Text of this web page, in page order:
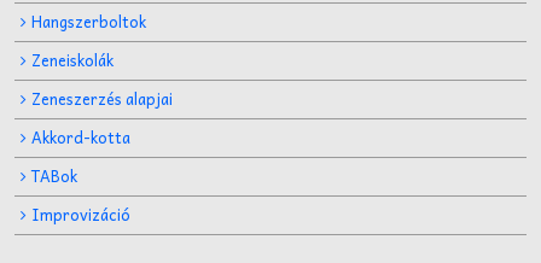
Hangszerboltok
Zeneiskolák
Zeneszerzés alapjai
Akkord-kotta
TABok
Improvizáció